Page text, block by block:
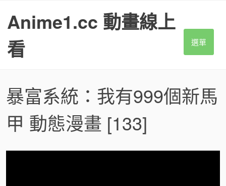
Anime1.cc 動畫線上
看
選單
暴富系統：我有999個新馬
甲 動態漫畫 [133]